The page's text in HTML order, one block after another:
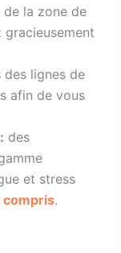
de la zone de
gracieusement
lignes de
afin de vous
des
et stress
compris.